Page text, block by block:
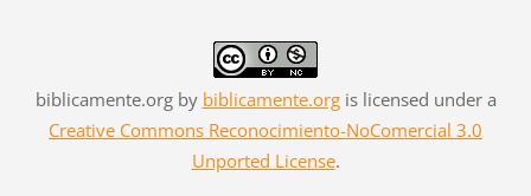
biblicamente.orgby biblicamente.orgis licensed under a
Creative Commons Reconocimiento-NoComercial 3.0
Unported License.